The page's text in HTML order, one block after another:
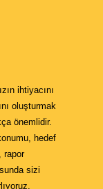
ihtiyacını
oluşturmak
önemlidir.
hedef
rapor
sizi